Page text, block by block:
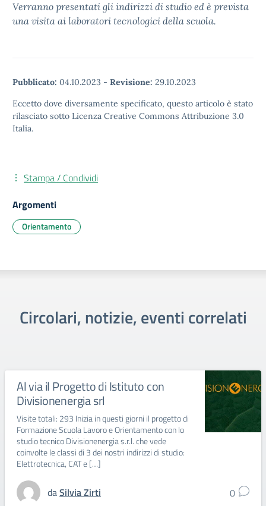
Verranno presentati gli indirizzi di studio ed è prevista
una visita ai laboratori tecnologici della scuola.
Pubblicato: 04.10.2023 - Revisione: 29.10.2023
Eccetto dove diversamente specificato, questo articolo è stato
rilasciato sotto Licenza Creative Commons Attribuzione 3.0
Italia.
Stampa / Condividi
Argomenti
Orientamento
Circolari, notizie, eventi correlati
Al via il Progetto di Istituto con
Divisionenergia srl
Visite totali: 293 Inizia in questi giorni il progetto di
Formazione Scuola Lavoro e Orientamento con lo
studio tecnico Divisionenergia s.r.l. che vede
coinvolte le classi di 3 dei nostri indirizzi di studio:
Elettrotecnica, CAT e […]
daSilvia Zirti 0